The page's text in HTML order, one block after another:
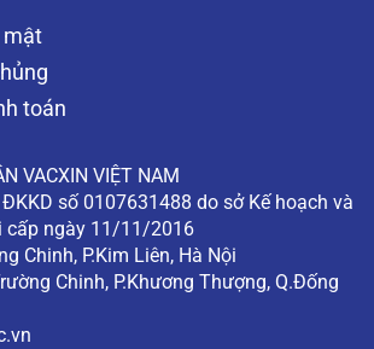
mật
toán
VACXIN VIỆT NAM
số 0107631488 do sở Kế hoạch và
cấp ngày 11/11/2016
Chinh, P.Kim Liên, Hà Nội
Chinh, P.Khương Thượng, Q.Đống